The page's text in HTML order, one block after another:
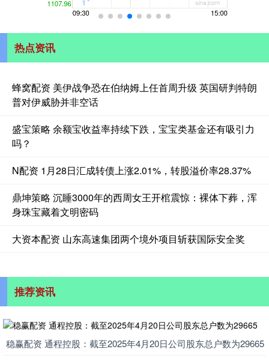
热点资讯
蜂窝配资 美伊战争恐在伯纳姆上任首周升级 英国研判特朗
普对伊威胁并非空话
盛宝策略 余额宝收益率持续下跌，宝宝类基金还有吸引力
吗？
N配资 1月28日汇成转债上涨2.01%，转股溢价率28.37%
鼎坤策略 沉睡3000年的西周女王开棺震惊：裸体下葬，浑
身珠宝藏着文明密码
大资本配资 山东高速集团两个境外项目斩获国际安全奖
推荐资讯
稳赢配资 通程控股：截至2025年4月20日公司股东总户数为29665